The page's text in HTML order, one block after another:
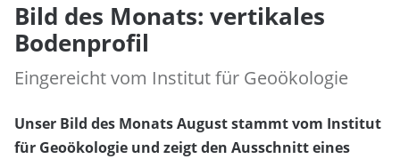
Bild des Monats: vertikales
Bodenprofil
Eingereicht vom Institut für Geoökologie
Unser Bild des Monats August stammt vom Institut
für Geoökologie und zeigt den Ausschnitt eines